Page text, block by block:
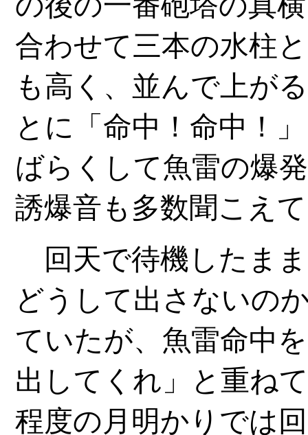
合わせて三本の水柱
も高く、並んで上が
とに「命中！命中！
ばらくして魚雷の爆
誘爆音も多数聞こえ
回天で待機したま
どうして出さないの
ていたが、魚雷命中
出してくれ」と重ね
程度の月明かりでは